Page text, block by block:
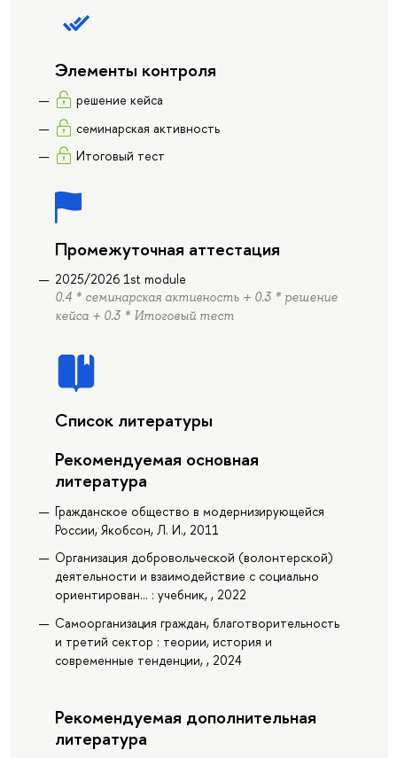
Элементы контроля
решение кейса
семинарская активность
Итоговый тест
Промежуточная аттестация
2025/2026 1st module
0.4 * семинарская активность + 0.3 * решение
кейса + 0.3 * Итоговый тест
Список литературы
Рекомендуемая основная
литература
Гражданское общество в модернизирующейся
России, Якобсон, Л. И., 2011
Организация добровольческой (волонтерской)
деятельности и взаимодействие с социально
ориентирован... : учебник, , 2022
Самоорганизация граждан, благотворительность
и третий сектор : теории, история и
современные тенденции, , 2024
Рекомендуемая дополнительная
литература